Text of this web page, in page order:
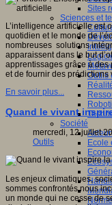
Sites
Sciences et
Outils
Société
Ecole
L’intelligence artificielle est
quotidien et le monde de
nombreuses solutions
apparaissent dans le but
apprentissages grâce à des
et de fournir des
En savoir plus...
Quand le vivant
mercredi, 12 juillet
Outils
Les enjeux climatiques,
sommes confrontés nous
un monde qui ne cesse de